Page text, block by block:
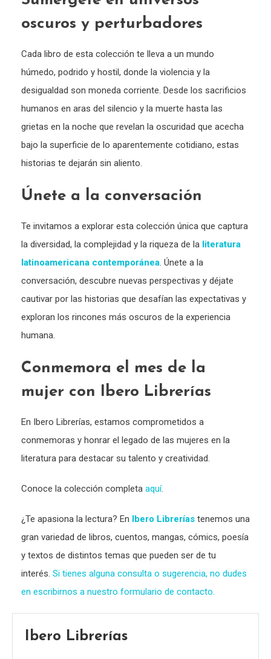
oscuros y perturbadores
Cada libro de esta colección te lleva a un mundo
húmedo, podrido y hostil, donde la violencia y la
desigualdad son moneda corriente. Desde los sacrificios
humanos en aras del silencio y la muerte hasta las
grietas en la noche que revelan la oscuridad que acecha
bajo la superficie de lo aparentemente cotidiano, estas
historias te dejarán sin aliento.
Únete a la conversación
Te invitamos a explorar esta colección única que captura
la diversidad, la complejidad y la riqueza de la literatura
latinoamericana contemporánea. Únete a la
conversación, descubre nuevas perspectivas y déjate
cautivar por las historias que desafían las expectativas y
exploran los rincones más oscuros de la experiencia
humana.
Conmemora el mes de la
mujer con Ibero Librerías
En Ibero Librerías, estamos comprometidos a
conmemoras y honrar el legado de las mujeres en la
literatura para destacar su talento y creatividad.
Conoce la colección completa aquí.
¿Te apasiona la lectura? En Ibero Librerías tenemos una
gran variedad de libros, cuentos, mangas, cómics, poesía
y textos de distintos temas que pueden ser de tu
interés. Si tienes alguna consulta o sugerencia, no dudes
en escribirnos a nuestro formulario de contacto.
Ibero Librerías